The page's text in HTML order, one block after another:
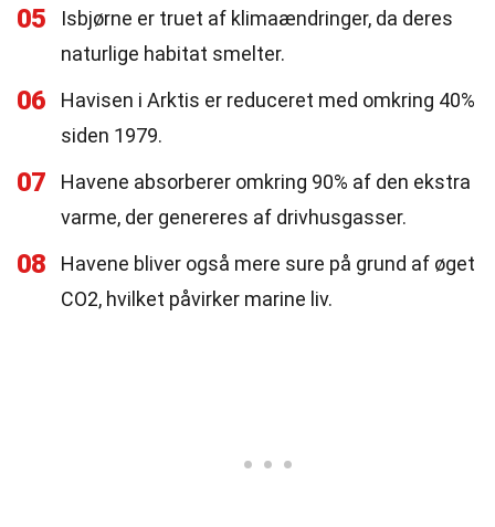
05
Isbjørne er truet af klimaændringer, da deres
naturlige habitat smelter.
06
Havisen i Arktis er reduceret med omkring 40%
siden 1979.
07
Havene absorberer omkring 90% af den ekstra
varme, der genereres af drivhusgasser.
08
Havene bliver også mere sure på grund af øget
CO2, hvilket påvirker marine liv.